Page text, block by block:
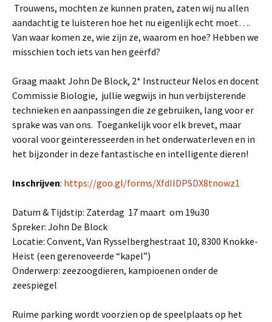
Trouwens, mochten ze kunnen praten, zaten wij nu allen
aandachtig te luisteren hoe het nu eigenlijk echt moet….
Van waar komen ze, wie zijn ze, waarom en hoe? Hebben we
misschien toch iets van hen geërfd?
Graag maakt John De Block, 2* Instructeur Nelos en docent
Commissie Biologie, jullie wegwijs in hun verbijsterende
technieken en aanpassingen die ze gebruiken, lang voor er
sprake was van ons. Toegankelijk voor elk brevet, maar
vooral voor geïnteresseerden in het onderwaterleven en in
het bijzonder in deze fantastische en intelligente dieren!
Inschrijven: https://goo.gl/forms/XfdIIDPSDX8tnowz1
Datum & Tijdstip: Zaterdag 17 maart om 19u30
Spreker: John De Block
Locatie: Convent, Van Rysselberghestraat 10, 8300 Knokke-
Heist (een gerenoveerde “kapel”)
Onderwerp: zeezoogdieren, kampioenen onder de
zeespiegel
Ruime parking wordt voorzien op de speelplaats op het